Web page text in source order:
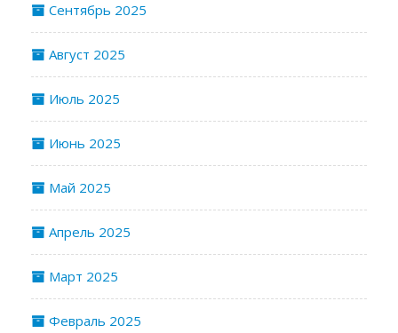
Сентябрь 2025
Август 2025
Июль 2025
Июнь 2025
Май 2025
Апрель 2025
Март 2025
Февраль 2025